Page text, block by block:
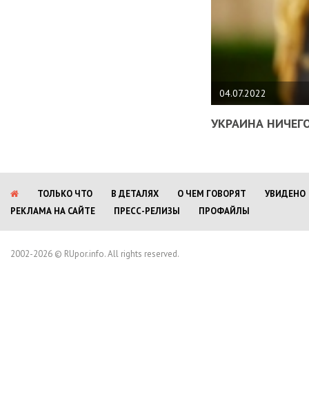
04.07.2022
УКРАИНА
ТОЛЬКО ЧТО В ДЕТАЛЯХ О ЧЕМ ГОВОРЯТ
УВИДЕНО
РЕКЛАМА НА САЙТЕ
ПРЕСС-РЕЛИЗЫ ПРОФАЙЛЫ
2002-2026 © RUpor.info. All rights reserved.